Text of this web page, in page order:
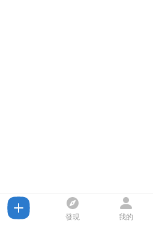
發現 我的